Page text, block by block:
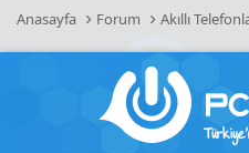
Anasayfa Forum Akıllı